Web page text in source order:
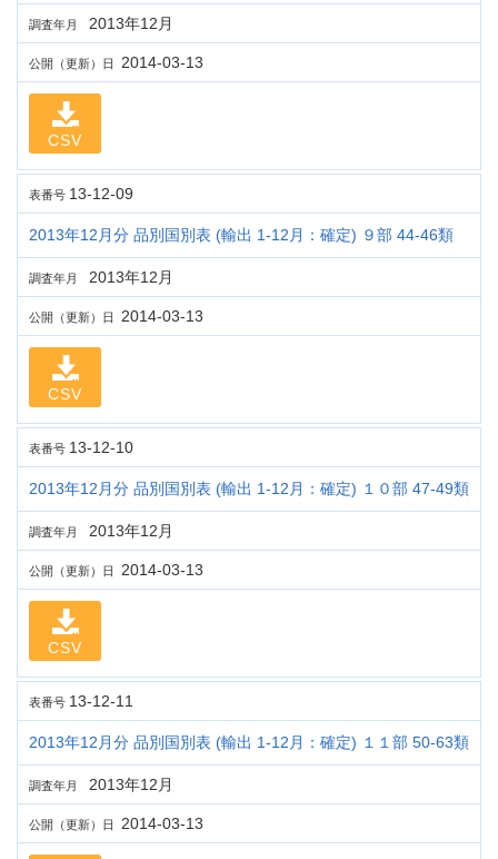
調査年月 2013年12月
公開（更新）日 2014-03-13
CSV
表番号 13-12-09
2013年12月分 品別国別表 (輸出 1-12月：確定) ９部 44-46類
調査年月 2013年12月
公開（更新）日 2014-03-13
CSV
表番号 13-12-10
2013年12月分 品別国別表 (輸出 1-12月：確定) １０部 47-49類
調査年月 2013年12月
公開（更新）日 2014-03-13
CSV
表番号 13-12-11
2013年12月分 品別国別表 (輸出 1-12月：確定) １１部 50-63類
調査年月 2013年12月
公開（更新）日 2014-03-13